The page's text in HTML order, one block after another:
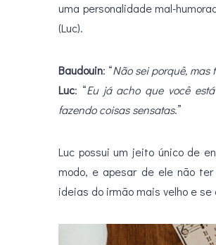
uma personalidade mal-
(Luc).
Baudouin: “Não sei porquê, mas
Luc: “Eu já acho que você
fazendo coisas sensatas.”
Luc possui um jeito único de
modo, e apesar de ele não
ideias do irmão mais velho e